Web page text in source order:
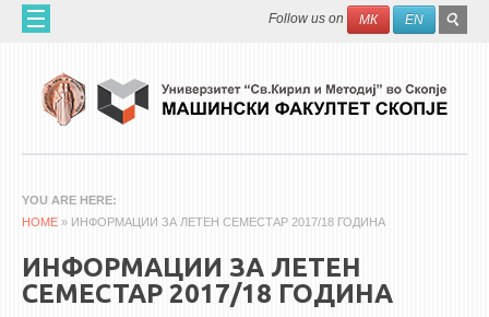
Skip to main content Search
Follow us on МК EN
ЗА НАС
60 ГОДИНИ МФ
ОРГАНИЗАЦИЈА
НАУЧНА ДЕЈНОСТ
МАШИНСКО ИНЖЕНЕРСТВО - НАУЧНО СПИСАНИЕ
YOU ARE HERE
HOME » ИНФОРМАЦИИ ЗА ЛЕТЕН СЕМЕСТАР 2017/18 ГОДИНА
ИНФОРМАЦИИ ЗА ЛЕТЕН
СЕМЕСТАР 2017/18 ГОДИНА